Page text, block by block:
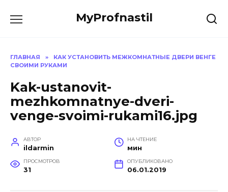
MyProfnastil
ГЛАВНАЯ »
КАК УСТАНОВИТЬ МЕЖКОМНАТНЫЕ ДВЕРИ ВЕНГЕ
СВОИМИ РУКАМИ
Kak-ustanovit-
mezhkomnatnye-dveri-
venge-svoimi-rukami16.jpg
АВТОР
ildarmin
НА ЧТЕНИЕ
мин
ПРОСМОТРОВ
31
ОПУБЛИКОВАНО
06.01.2019